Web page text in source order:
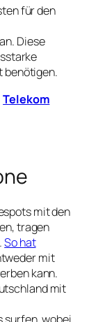
für den
Diese
benötigen.
Telekom
mit den
tragen
So hat
mit
kann.
mit